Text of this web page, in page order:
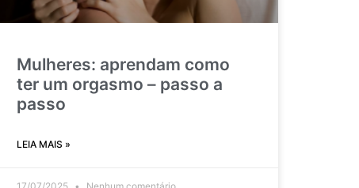
Mulheres: aprendam como
ter um orgasmo – passo a
passo
LEIA MAIS »